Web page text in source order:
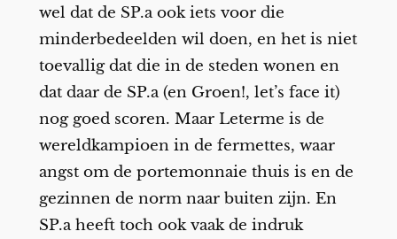
wel dat de SP.a ook iets voor die
minderbedeelden wil doen, en het is niet
toevallig dat die in de steden wonen en
dat daar de SP.a (en Groen!, let’s face it)
nog goed scoren. Maar Leterme is de
wereldkampioen in de fermettes, waar
angst om de portemonnaie thuis is en de
gezinnen de norm naar buiten zijn. En
SP.a heeft toch ook vaak de indruk